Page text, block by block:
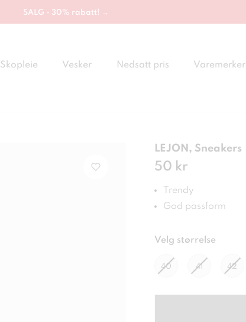
SALG - 30% rabatt! →
Skopleie Vesker Nedsatt pris Varemerker
LEJON, Sneakers
Pris :50 kr
50 kr
Trendy
God passform
Velg størrelse
40 41 42